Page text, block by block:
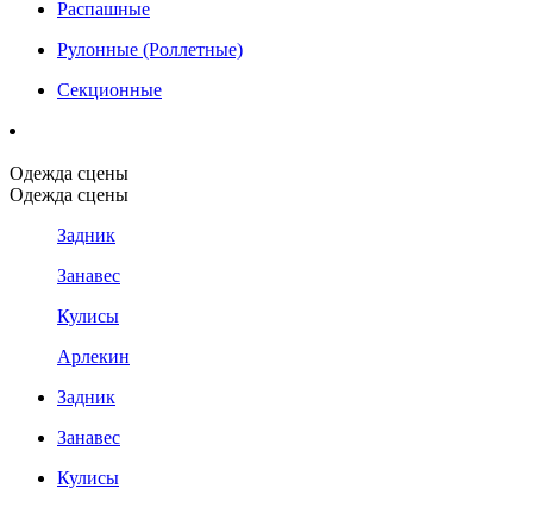
Распашные
Рулонные (Роллетные)
Секционные
Одежда сцены
Одежда сцены
Задник
Занавес
Кулисы
Арлекин
Задник
Занавес
Кулисы